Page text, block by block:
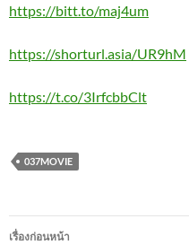
https://bitt.to/maj4um
https://shorturl.asia/UR9hM
https://t.co/3IrfcbbClt
037MOVIE
เมนู
เรื่องก่อนหน้า